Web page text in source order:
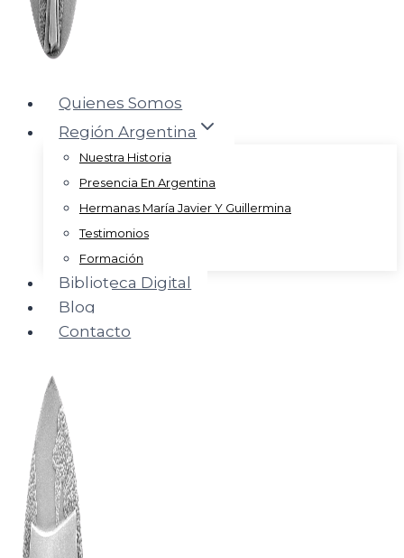
Quienes Somos
Región Argentina
Nuestra Historia
Presencia En Argentina
Hermanas María Javier Y Guillermina
Testimonios
Formación
Biblioteca Digital
Blog
Contacto